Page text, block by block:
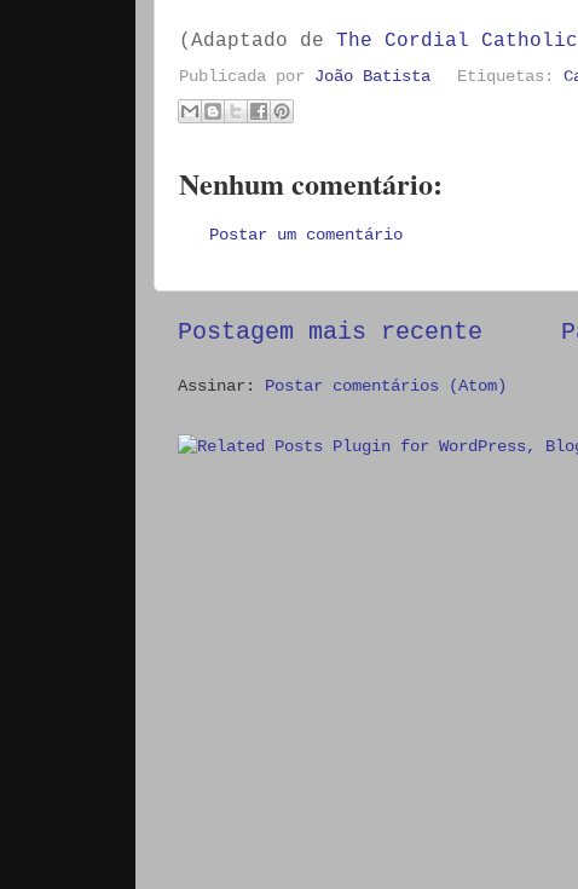
(Adaptado de The Cordial Catholic
Publicada por João Batista Etiquetas:
Nenhum comentário:
Postar um comentário
Postagem mais recente
Assinar: Postar comentários (Atom)